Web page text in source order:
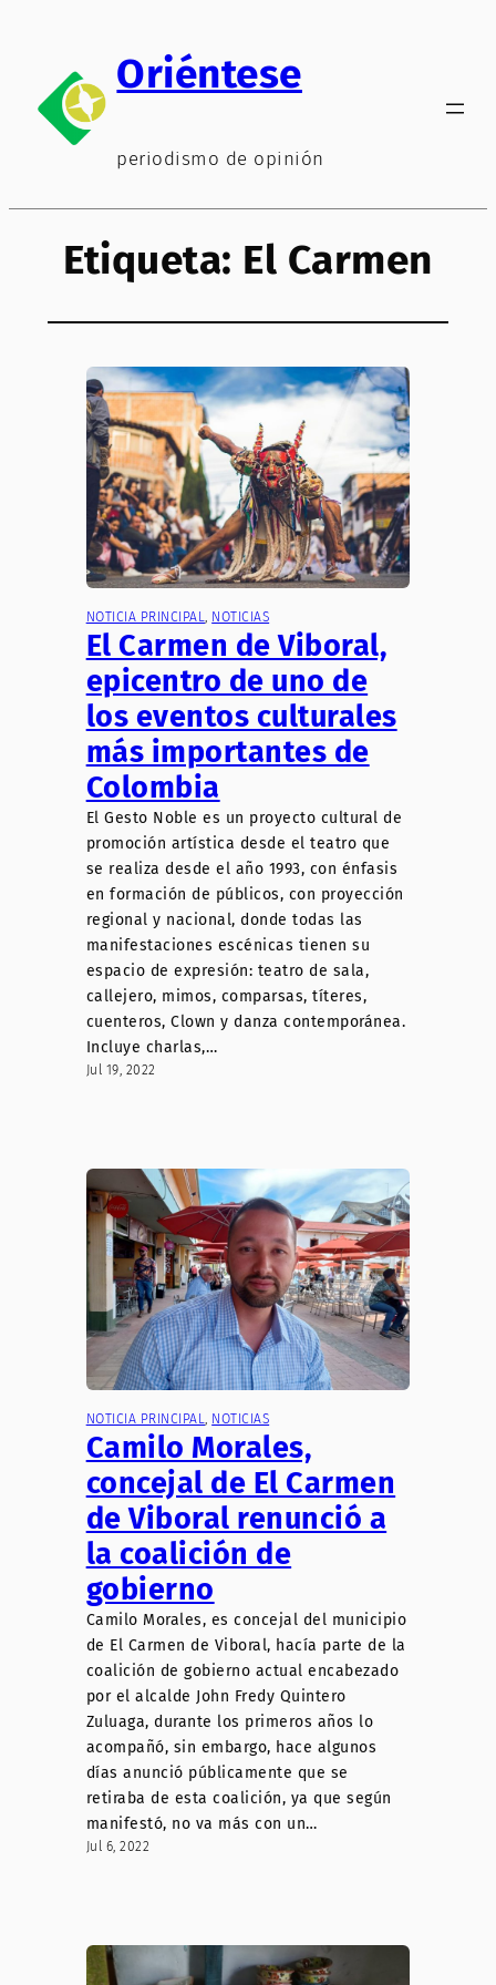
contenido
Oriéntese
periodismo de opinión
Etiqueta: El Carmen
NOTICIA PRINCIPAL, NOTICIAS
El Carmen de Viboral,
epicentro de uno de
los eventos culturales
más importantes de
Colombia
El Gesto Noble es un proyecto cultural de
promoción artística desde el teatro que
se realiza desde el año 1993, con énfasis
en formación de públicos, con proyección
regional y nacional, donde todas las
manifestaciones escénicas tienen su
espacio de expresión: teatro de sala,
callejero, mimos, comparsas, títeres,
cuenteros, Clown y danza contemporánea.
Incluye charlas,…
Jul 19, 2022
NOTICIA PRINCIPAL, NOTICIAS
Camilo Morales,
concejal de El Carmen
de Viboral renunció a
la coalición de
gobierno
Camilo Morales, es concejal del municipio
de El Carmen de Viboral, hacía parte de la
coalición de gobierno actual encabezado
por el alcalde John Fredy Quintero
Zuluaga, durante los primeros años lo
acompañó, sin embargo, hace algunos
días anunció públicamente que se
retiraba de esta coalición, ya que según
manifestó, no va más con un…
Jul 6, 2022